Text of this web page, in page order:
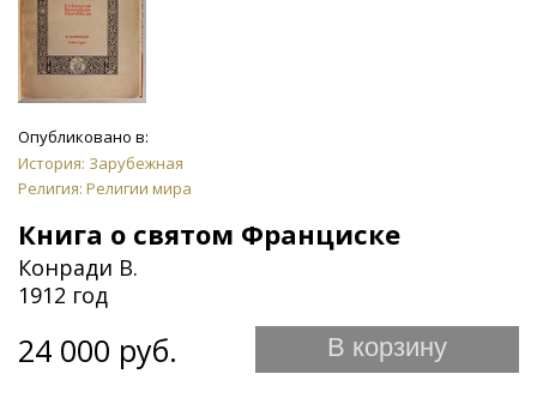
Опубликовано в:
История: Зарубежная
Религия: Религии мира
Книга о святом Франциске
Конради В.
1912 год
24 000 руб. В корзину